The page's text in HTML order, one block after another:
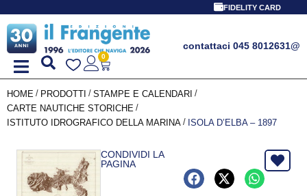
FIDELITY CARD
contattaci 045 8012631@
0
HOME / PRODOTTI / STAMPE E CALENDARI /
CARTE NAUTICHE STORICHE /
ISTITUTO IDROGRAFICO DELLA MARINA / ISOLA D’ELBA – 1897
CONDIVIDI LA
PAGINA